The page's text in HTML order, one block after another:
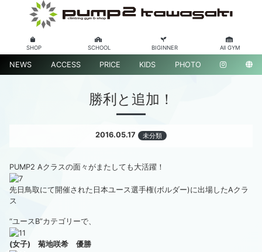
SHOP SCHOOL BIGINNER All GYM
NEWS ACCESS PRICE KIDS PHOTO
勝利と追加！
2016.05.17 未分類
PUMP2 Aクラスの面々がまたしても大活躍！
先日鳥取にて開催された日本ユース選手権(ボルダー)に出場したAクラ
ス
“ユースB”カテゴリーで、
(女子) 菊地咲希 優勝